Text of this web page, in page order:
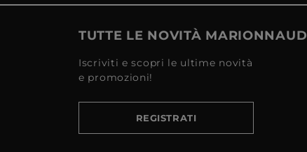
TUTTE LE NOVITÀ MARIONNAUD
Iscriviti e scopri le ultime novità
e promozioni!
REGISTRATI